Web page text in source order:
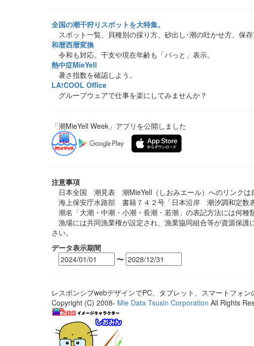
全国の潮干狩りスポットを大特集。
スポット一覧、貝種別の採り方、砂出し･潮の吐かせ方、保
和暦西暦変換
令和も対応。干支や現在年齢も「パっと」表示。
熱中症MieYell
暑さ指数を確認しよう。
LA!COOL Office
グループウェアで仕事を楽にしてみませんか？
「潮MieYell Week」アプリを公開しました
注意事項
日本全国 潮見表 潮MieYell（しおみエール）へのリンクは
海上保安庁水路部 書籍７４２号「日本沿岸 潮汐調和定数
潮名「大潮・中潮・小潮・長潮・若潮」の表記方法には何種
漁場には共同漁業権が設定され、漁業協同組合等が資源保
さい。
データ表示期間
〜
レスポンシブwebデザインでPC、タブレット、スマートフォン
Copyright (C) 2008- Mie Data Tsusin Corporation All Rights